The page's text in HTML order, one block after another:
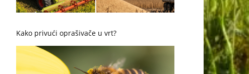
Kako privući oprašivače u vrt?